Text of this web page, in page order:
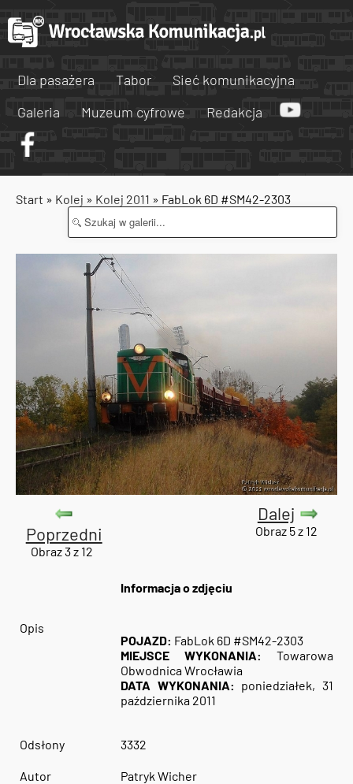
Dla pasażera Tabor
Sieć komunikacyjna
Galeria
Muzeum cyfrowe Redakcja
Start » Kolej » Kolej 2011 » FabLok 6D #SM42-2303
Poprzedni
Obraz 3 z 12
Dalej
Obraz 5 z 12
Informacja o zdjęciu
Opis
POJAZD: FabLok 6D #SM42-2303
MIEJSCE WYKONANIA:
Towarowa
Obwodnica Wrocławia
DATA WYKONANIA: poniedziałek, 31
października 2011
Odsłony 3332
Autor Patryk Wicher